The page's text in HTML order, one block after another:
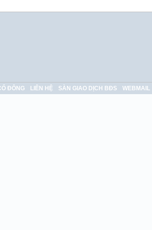
ĐÔNG LIÊN HỆ SÀN GIAO DỊCH BĐS WEBMAIL